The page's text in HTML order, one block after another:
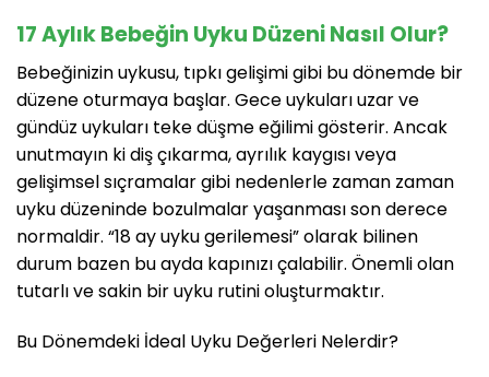
17 Aylık Bebeğin Uyku Düzeni Nasıl Olur?
Bebeğinizin uykusu, tıpkı gelişimi gibi bu dönemde bir
düzene oturmaya başlar. Gece uykuları uzar ve
gündüz uykuları teke düşme eğilimi gösterir. Ancak
unutmayın ki diş çıkarma, ayrılık kaygısı veya
gelişimsel sıçramalar gibi nedenlerle zaman zaman
uyku düzeninde bozulmalar yaşanması son derece
normaldir. “18 ay uyku gerilemesi” olarak bilinen
durum bazen bu ayda kapınızı çalabilir. Önemli olan
tutarlı ve sakin bir uyku rutini oluşturmaktır.
Bu Dönemdeki İdeal Uyku Değerleri Nelerdir?